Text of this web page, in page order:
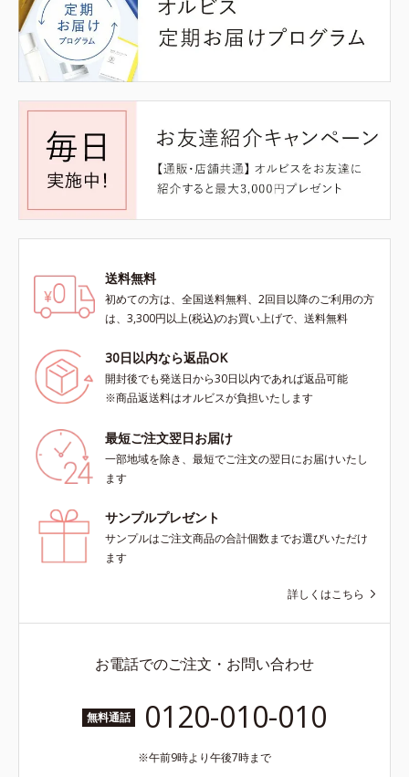
送料無料
初めての方は、全国送料無料、2回目以降のご利用の方
は、3,300円以上(税込)のお買い上げで、送料無料
30日以内なら返品OK
開封後でも発送日から30日以内であれば返品可能
※商品返送料はオルビスが負担いたします
最短ご注文翌日お届け
一部地域を除き、最短でご注文の翌日にお届けいたし
ます
サンプルプレゼント
サンプルはご注文商品の合計個数までお選びいただけ
ます
詳しくはこちら
お電話でのご注文・お問い合わせ
無料通話 0120-010-010
午前9時より午後7時まで